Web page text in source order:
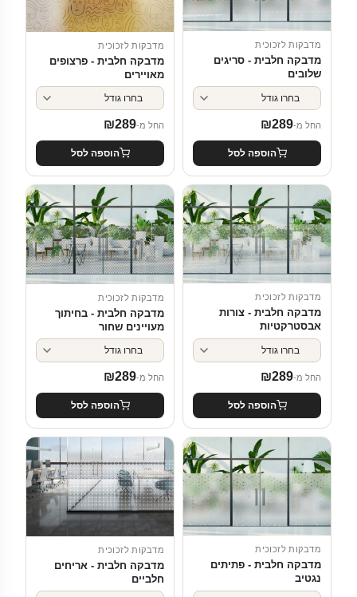
מדבקות לזכוכית
מדבקה חלבית - סריגים
שלובים
החל מ- ₪289
הוספה לסל
מדבקות לזכוכית
מדבקה חלבית - פרצופים
מאויירים
החל מ- ₪289
הוספה לסל
מדבקות לזכוכית
מדבקה חלבית - צורות
אבסטרקטיות
החל מ- ₪289
הוספה לסל
מדבקות לזכוכית
מדבקה חלבית - בחיתוך
מעויינים שחור
החל מ- ₪289
הוספה לסל
מדבקות לזכוכית
מדבקה חלבית - פתיתים
נגטיב
מדבקות לזכוכית
מדבקה חלבית - אריחים
חלביים